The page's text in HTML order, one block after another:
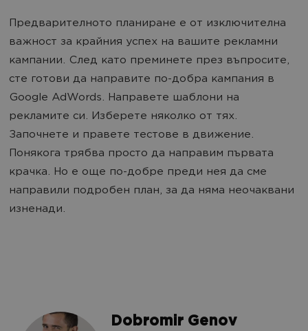
Предварителното планиране е от изключителна
важност за крайния успех на вашите рекламни
кампании. След като преминете през въпросите,
сте готови да направите по-добра кампания в
Google AdWords. Направете шаблони на
рекламите си. Изберете няколко от тях.
Започнете и правете тестове в движение.
Понякога трябва просто да направим първата
крачка. Но е още по-добре преди нея да сме
направили подробен план, за да няма неочаквани
изненади.
Dobromir Genov